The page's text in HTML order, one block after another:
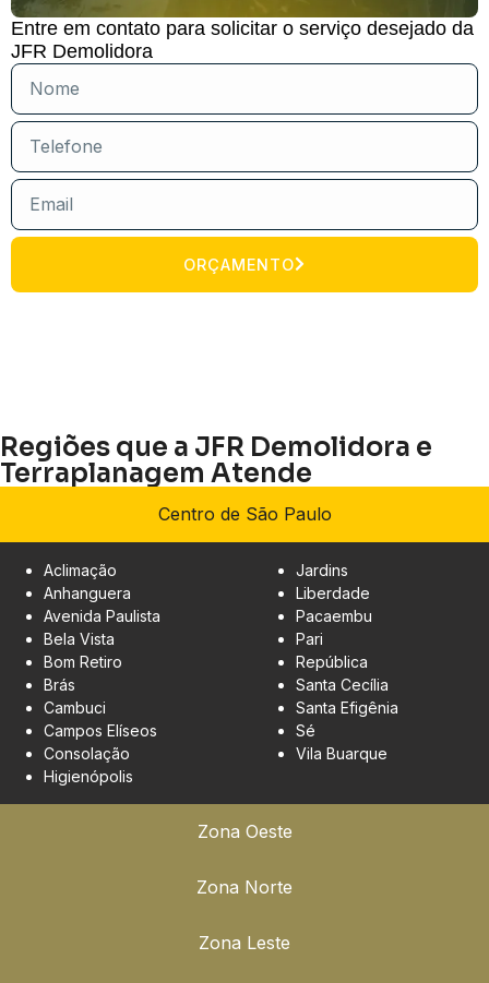
Entre em contato para solicitar o serviço desejado da
JFR Demolidora
ORÇAMENTO
Regiões que a JFR Demolidora e
Terraplanagem Atende
Centro de São Paulo
Zona Oeste
Zona Norte
Zona Leste
Aclimação
Anhanguera
Avenida Paulista
Bela Vista
Bom Retiro
Brás
Cambuci
Campos Elíseos
Consolação
Higienópolis
Jardins
Liberdade
Pacaembu
Pari
República
Santa Cecília
Santa Efigênia
Sé
Vila Buarque